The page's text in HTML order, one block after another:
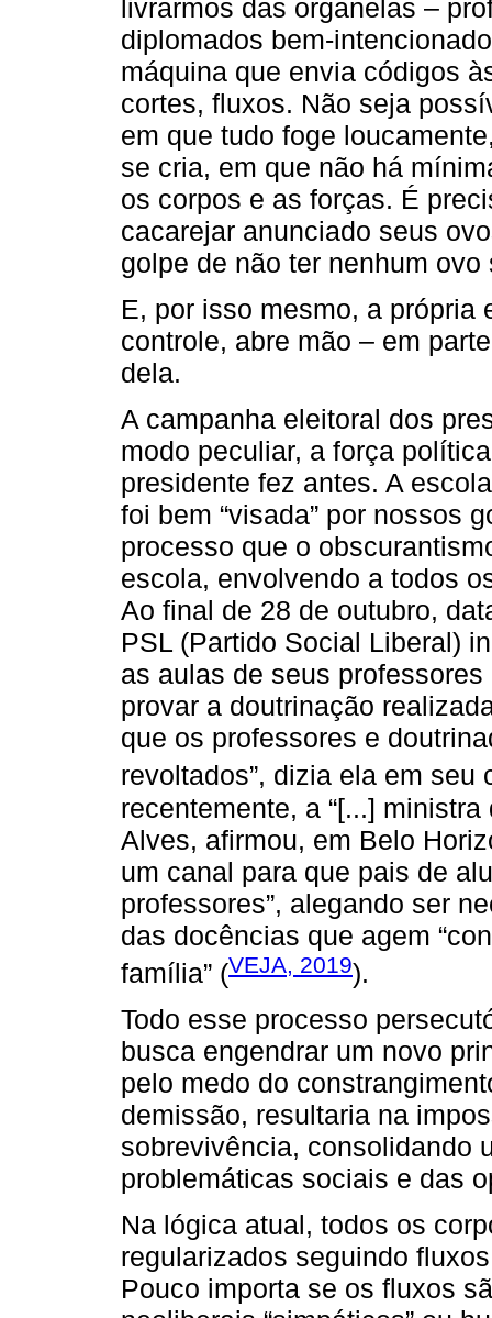
livrarmos das organelas –
diplomados bem-
máquina que envia códigos
cortes, fluxos. Não seja
em que tudo foge
se cria, em que não há
os corpos e as forças. É
cacarejar anunciado seus
golpe de não ter nenhum
E, por isso mesmo, a própria
controle, abre mão – em
dela.
A campanha eleitoral dos
modo peculiar, a força
presidente fez antes. A
foi bem “visada” por nossos
processo que o
escola, envolvendo a todos
Ao final de 28 de outubro,
PSL (Partido Social Liberal)
as aulas de seus
provar a doutrinação
que os professores e
revoltados”, dizia ela em seu
recentemente, a “[...]
Alves, afirmou, em Belo
um canal para que pais de
professores”, alegando ser
das docências que agem
família” (VEJA, 2019).
Todo esse processo
busca engendrar um novo
pelo medo do
demissão, resultaria na
sobrevivência, consolidando
problemáticas sociais e das
Na lógica atual, todos os
regularizados seguindo
Pouco importa se os fluxos